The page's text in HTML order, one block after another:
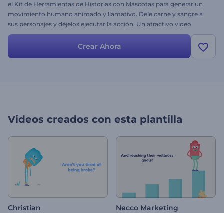
el Kit de Herramientas de Historias con Mascotas para generar un
movimiento humano animado y llamativo. Dele carne y sangre a
sus personajes y déjelos ejecutar la acción. Un atractivo video
personalizado con personajes de dibujos animados únicos, íconos y
escenas animadas traerán emociones a su propia historia. Suba sus
archivos, cambie los colores para adaptarse a su estilo de marca,
Crear Ahora
Videos creados con esta plantilla
Christian Necco Marketing